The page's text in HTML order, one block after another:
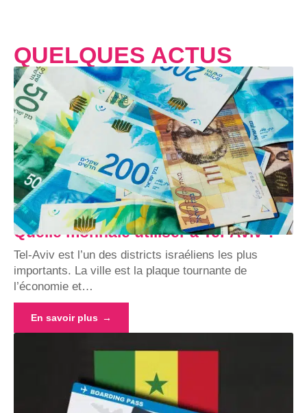
QUELQUES ACTUS
Quelle monnaie utiliser à Tel-Aviv ?
Tel-Aviv est l’un des districts israéliens les plus
importants. La ville est la plaque tournante de
l’économie et…
En savoir plus